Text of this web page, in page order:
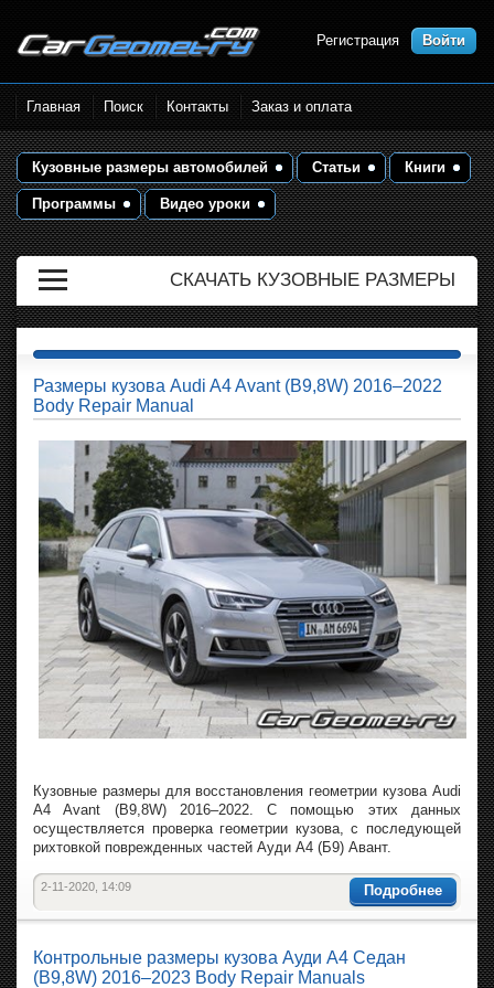
Размеры кузова автомобилей.
Контрольные точки и кузовные
размеры. Геометрия кузова
Регистрация Войти
Главная Поиск Контакты Заказ и оплата
Кузовные размеры автомобилей Статьи Книги
Программы Видео уроки
СКАЧАТЬ КУЗОВНЫЕ РАЗМЕРЫ
Размеры кузова Audi A4 Avant (B9,8W) 2016–2022
Body Repair Manual
Кузовные размеры для восстановления геометрии кузова Audi
A4 Avant (B9,8W) 2016–2022. С помощью этих данных
осуществляется проверка геометрии кузова, с последующей
рихтовкой поврежденных частей Ауди А4 (Б9) Авант.
Подробнее
2-11-2020, 14:09
Контрольные размеры кузова Ауди А4 Седан
(B9,8W) 2016–2023 Body Repair Manuals